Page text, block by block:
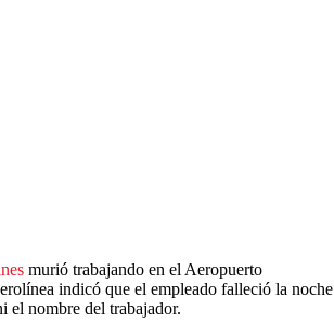
murió trabajando en el Aeropuerto
indicó que el empleado falleció la noche
el nombre del trabajador.